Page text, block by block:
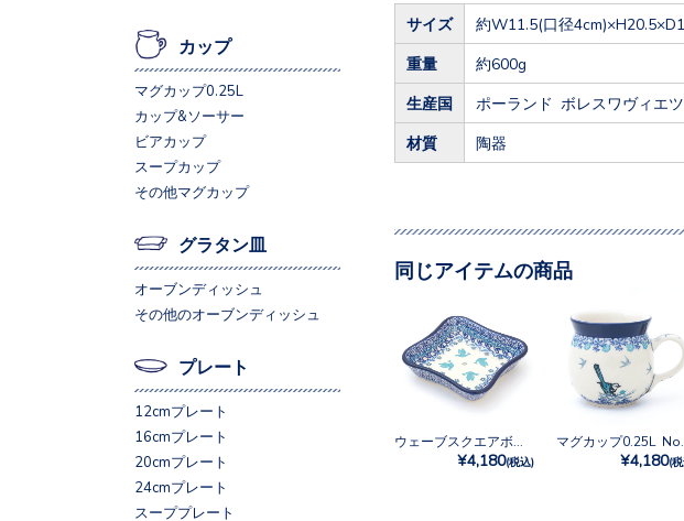
サイズ 約W11.5(口径
重量 約600g
生産国 ポーランド ボレスワヴィエツ
材質 陶器
同じアイテムの商品
¥4,180(税込) ¥4,180(税
カップ
マグカップ0.25L
カップ&ソーサー
ビアカップ
スープカップ
その他マグカップ
グラタン皿
オーブンディッシュ
その他のオーブンディッシュ
プレート
12cmプレート
16cmプレート
20cmプレート
24cmプレート
スーププレート